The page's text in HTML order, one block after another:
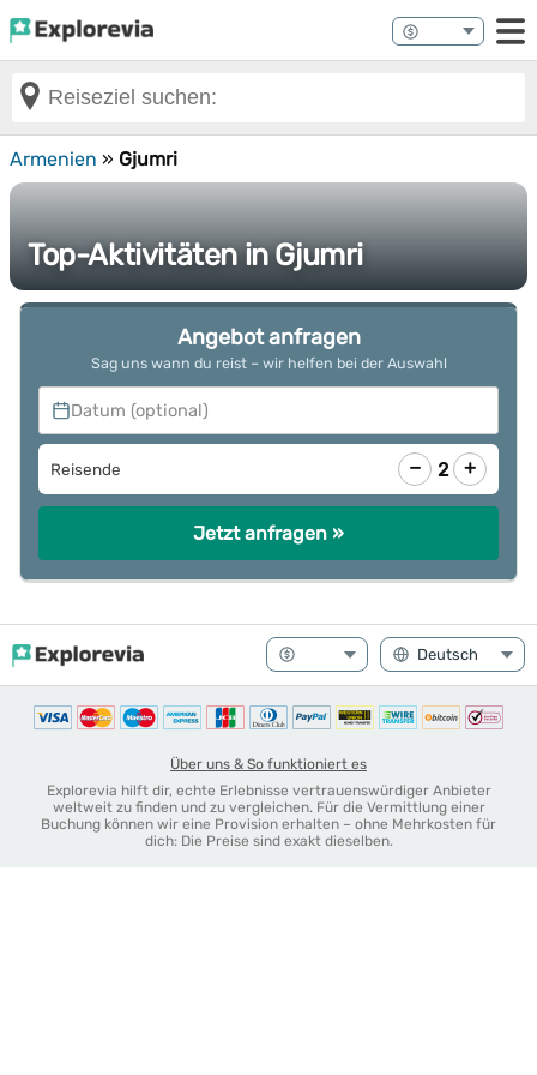
Armenien » Gjumri
Top-Aktivitäten in Gjumri
Angebot anfragen
Sag uns wann du reist – wir helfen bei der Auswahl
Datum (optional)
Reisende − 2 +
Jetzt anfragen »
Über uns & So funktioniert es
Explorevia hilft dir, echte Erlebnisse vertrauenswürdiger Anbieter
weltweit zu finden und zu vergleichen. Für die Vermittlung einer
Buchung können wir eine Provision erhalten – ohne Mehrkosten für
dich: Die Preise sind exakt dieselben.